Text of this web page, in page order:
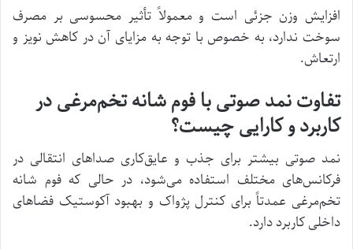
افزایش وزن جزئی است و معمولاً تأثیر محسوسی بر مصرف
سوخت ندارد، به خصوص با توجه به مزایای آن در کاهش نویز و
ارتعاش.
تفاوت نمد صوتی با فوم شانه تخم‌مرغی در
کاربرد و کارایی چیست؟
نمد صوتی بیشتر برای جذب و عایق‌کاری صداهای انتقالی در
فرکانس‌های مختلف استفاده می‌شود، در حالی که فوم شانه
تخم‌مرغی عمدتاً برای کنترل پژواک و بهبود آکوستیک فضاهای
داخلی کاربرد دارد.